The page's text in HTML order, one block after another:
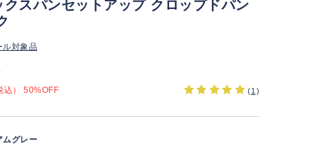
クスパンセットアップ クロップドパン
ル対象品
込） 50%OFF (1 )
ムグレー